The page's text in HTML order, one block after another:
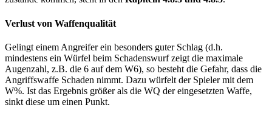
Verlust von Waffenqualität
Gelingt einem Angreifer ein besonders guter Schlag (d.h.
mindestens ein Würfel beim Schadenswurf zeigt die maximale
Augenzahl, z.B. die 6 auf dem W6), so besteht die Gefahr, dass die
Angriffswaffe Schaden nimmt. Dazu würfelt der Spieler mit dem
W%. Ist das Ergebnis größer als die WQ der eingesetzten Waffe,
sinkt diese um einen Punkt.